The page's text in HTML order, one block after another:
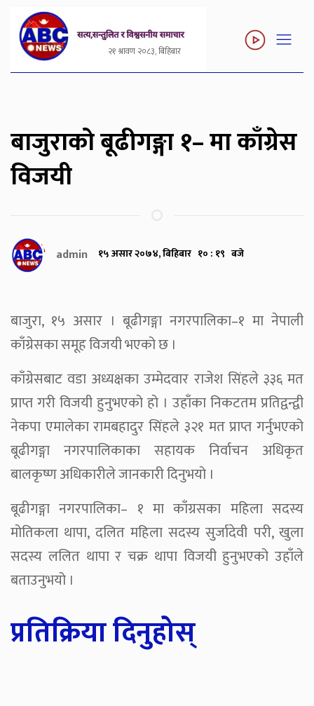
२१ श्रावण २०८३, बिहिबार
बाजुराको बूढीगङ्गा १– मा काँग्रेस
विजयी
admin १५ असार २०७४, बिहिबार १० : १९ बजे
बाजुरा, १५ असार । बूढीगङ्गा नगरपालिका–१ मा नेपाली
काँग्रेसका समूह विजयी भएको छ ।
काँग्रेसबाट वडा अध्यक्षका उम्मेदवार राजेश सिंहले ३३६ मत
प्राप्त गरी विजयी हुनुभएको हो । उहाँका निकटतम प्रतिद्वन्द्वी
नेकपा एमालेका रामबहादुर सिंहले ३२१ मत प्राप्त गर्नुभएको
बूढीगङ्गा नगरपालिकाका सहायक निर्वाचन अधिकृत
बालकृष्ण अधिकारीले जानकारी दिनुभयो ।
बूढीगङ्गा नगरपालिका– १ मा काँग्रसका महिला सदस्य
मोतिकला थापा, दलित महिला सदस्य सुर्जादेवी परी, खुला
सदस्य ललित थापा र चक्र थापा विजयी हुनुभएको उहाँले
बताउनुभयो ।
प्रतिक्रिया दिनुहोस्